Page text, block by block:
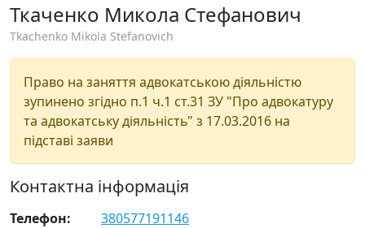
Ткаченко Микола Стефанович
Tkachenko Mikola Stefanovich
Право на заняття адвокатською діяльністю
зупинено згідно п.1 ч.1 ст.31 ЗУ "Про адвокатуру
та адвокатську діяльність" з 17.03.2016 на
підставі заяви
Контактна інформація
Телефон:
380577191146